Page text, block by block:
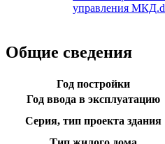
управления
Общие сведения
Год постройки
Год ввода в эксплуатацию
Серия, тип проекта здания